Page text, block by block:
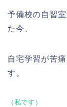
予備校の自習
た今、
自宅学習が苦
す。
（私です）